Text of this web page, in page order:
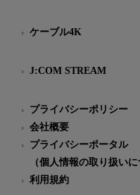
ケーブル4K
J:COM STREAM
プライバシーポリシー
会社概要
プライバシーポータル
（個人情報の取り扱いに
利用規約